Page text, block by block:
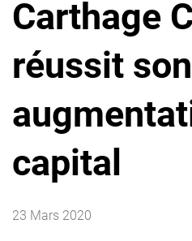
Carthage
réussit son
capital
23 Mars 2020